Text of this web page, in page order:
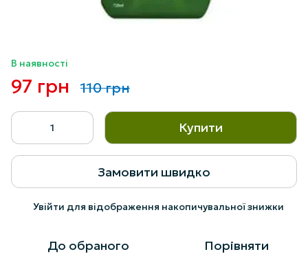
В наявності
97 грн 110 грн
Купити
Замовити швидко
Увійти для відображення накопичувальної знижки
До обраного Порівняти